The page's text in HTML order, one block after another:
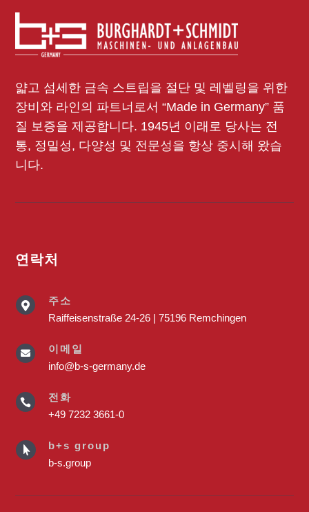
얇고 섬세한 금속 스트립을 절단 및 레벨링을 위한
장비와 라인의 파트너로서 “Made in Germany” 품
질 보증을 제공합니다. 1945년 이래로 당사는 전
통, 정밀성, 다양성 및 전문성을 항상 중시해 왔습
니다.
연락처

주소
Raiffeisenstraße 24-26 | 75196 Remchingen

이메일
info@b-s-germany.de

전화
+49 7232 3661-0

b+s group
b-s.group